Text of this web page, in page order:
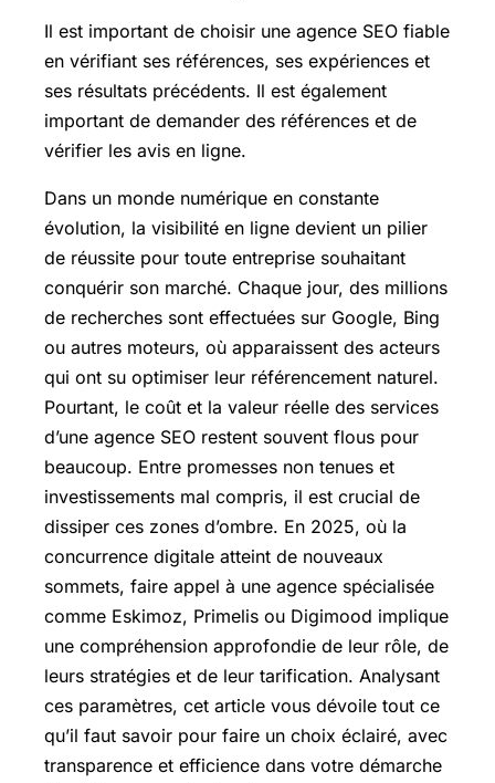
Il est important de choisir une agence SEO fiable
en vérifiant ses références, ses expériences et
ses résultats précédents. Il est également
important de demander des références et de
vérifier les avis en ligne.
Dans un monde numérique en constante
évolution, la visibilité en ligne devient un pilier
de réussite pour toute entreprise souhaitant
conquérir son marché. Chaque jour, des millions
de recherches sont effectuées sur Google, Bing
ou autres moteurs, où apparaissent des acteurs
qui ont su optimiser leur référencement naturel.
Pourtant, le coût et la valeur réelle des services
d’une agence SEO restent souvent flous pour
beaucoup. Entre promesses non tenues et
investissements mal compris, il est crucial de
dissiper ces zones d’ombre. En 2025, où la
concurrence digitale atteint de nouveaux
sommets, faire appel à une agence spécialisée
comme Eskimoz, Primelis ou Digimood implique
une compréhension approfondie de leur rôle, de
leurs stratégies et de leur tarification. Analysant
ces paramètres, cet article vous dévoile tout ce
qu’il faut savoir pour faire un choix éclairé, avec
transparence et efficience dans votre démarche